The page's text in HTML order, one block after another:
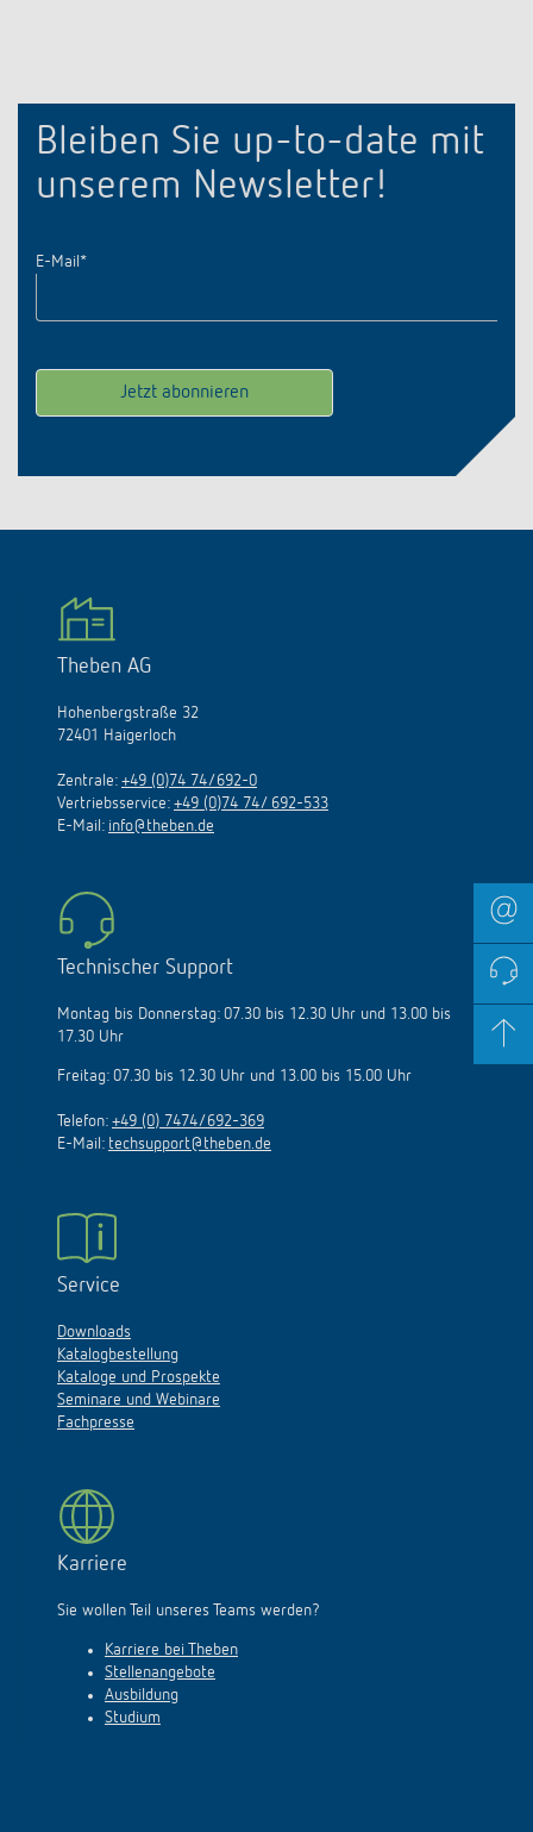
Bleiben Sie up-to-date mit
unserem Newsletter!
E-Mail *
Theben AG
Hohenbergstraße 32
72401 Haigerloch
Zentrale: +49 (0)74 74/692-0
Vertriebsservice: +49 (0)74 74/ 692-533
E-Mail: info@theben.de
Technischer Support
Montag bis Donnerstag: 07.30 bis 12.30 Uhr und 13.00 bis
17.30 Uhr
Freitag: 07.30 bis 12.30 Uhr und 13.00 bis 15.00 Uhr
Telefon: +49 (0) 7474/692-369
E-Mail: techsupport@theben.de
Service
Downloads
Katalogbestellung
Kataloge und Prospekte
Seminare und Webinare
Fachpresse
Karriere
Sie wollen Teil unseres Teams werden?
Karriere bei Theben
Stellenangebote
Ausbildung
Studium